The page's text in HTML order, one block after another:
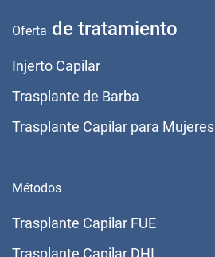
Oferta de tratamiento
Injerto Capilar
Trasplante de Barba
Trasplante Capilar para Mujeres
Métodos
Trasplante Capilar FUE
Trasplante Capilar DHI